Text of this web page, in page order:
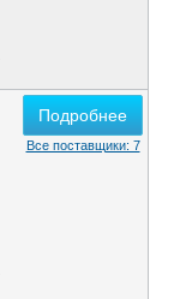
Подробнее
Все поставщики: 7